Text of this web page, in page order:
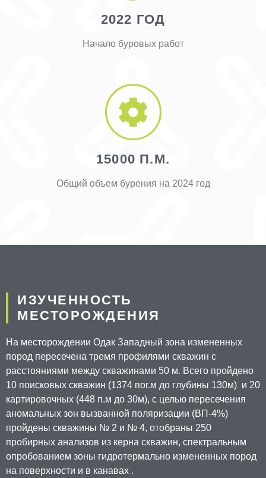
2022 ГОД
Начало буровых работ
15000 П.М.
Общий объем бурения на 2024 год
ИЗУЧЕННОСТЬ
МЕСТОРОЖДЕНИЯ
На месторождении Одак Западный зона измененных
пород пересечена тремя профилями скважин с
расстояниями между скважинами 50 м. Всего пройдено
10 поисковых скважин (1374 пог.м до глубины 130м) и 20
картировочных (448 п.м до 30м), с целью пересечения
аномальных зон вызванной поляризации (ВП-4%)
пройдены скважины № 2 и № 4, отобраны 250
пробирных анализов из керна скважин, спектральным
опробованием зоны гидротермально измененных пород
на поверхности и в канавах .